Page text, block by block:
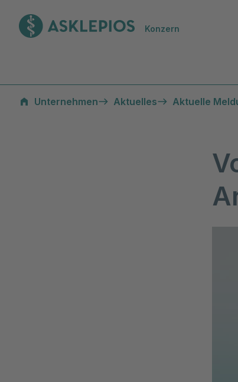
Konzern
Unternehmen Aktuelles Aktuelle